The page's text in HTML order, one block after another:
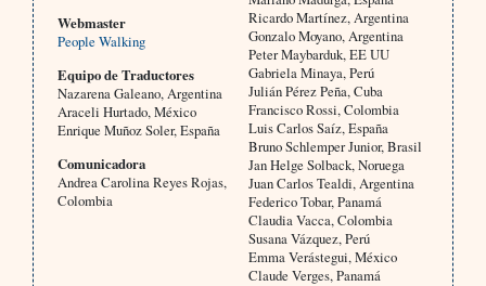
Webmaster
People Walking
Equipo de Traductores
Nazarena Galeano, Argentina
Araceli Hurtado, México
Enrique Muñoz Soler, España
Comunicadora
Andrea Carolina Reyes Rojas,
Colombia
Ricardo Martínez, Argentina
Gonzalo Moyano, Argentina
Peter Maybarduk, EE UU
Gabriela Minaya, Perú
Julián Pérez Peña, Cuba
Francisco Rossi, Colombia
Luis Carlos Saíz, España
Bruno Schlemper Junior, Brasil
Jan Helge Solback, Noruega
Juan Carlos Tealdi, Argentina
Federico Tobar, Panamá
Claudia Vacca, Colombia
Susana Vázquez, Perú
Emma Verástegui, México
Claude Verges, Panamá